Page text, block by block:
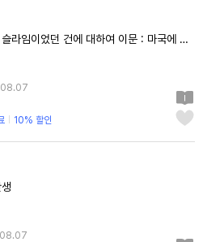
임이었던 건에 대하여 이문 : 마국에 사는 트리니티
10% 할인